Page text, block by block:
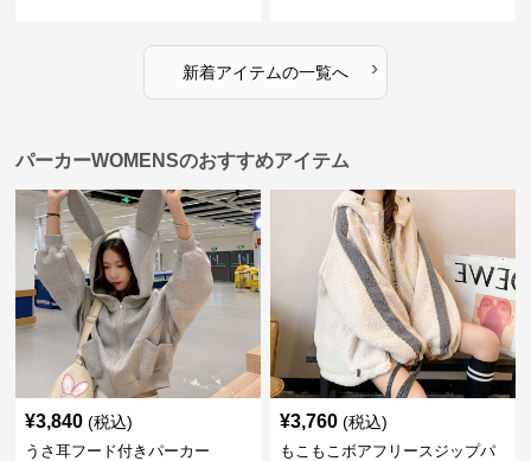
新着アイテムの一覧へ ›
パーカーWOMENSのおすすめアイテム
¥3,840 (税込)
うさ耳フード付きパーカー
¥3,760 (税込)
もこもこボアフリースジップパ